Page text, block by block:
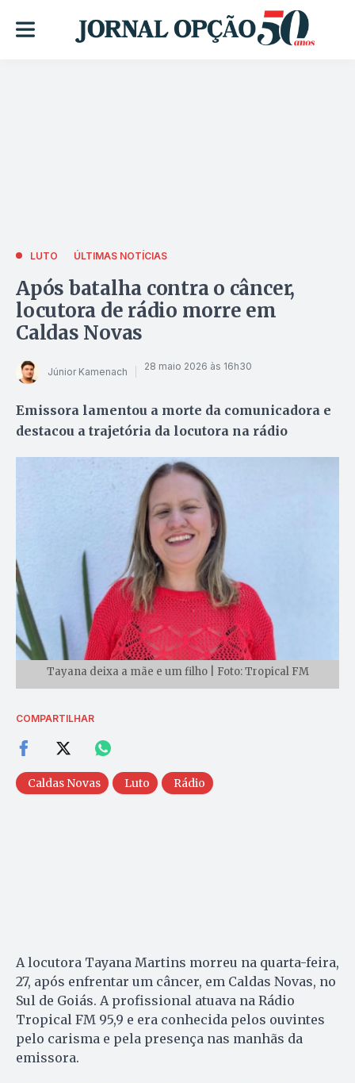
LUTO ÚLTIMAS NOTÍCIAS
Após batalha contra o câncer,
locutora de rádio morre em
Caldas Novas
Júnior Kamenach 28 maio 2026 às 16h30
Emissora lamentou a morte da comunicadora e
destacou a trajetória da locutora na rádio
Tayana deixa a mãe e um filho | Foto: Tropical FM
COMPARTILHAR
Caldas Novas Luto Rádio
A locutora Tayana Martins morreu na quarta-feira,
27, após enfrentar um câncer, em Caldas Novas, no
Sul de Goiás. A profissional atuava na Rádio
Tropical FM 95,9 e era conhecida pelos ouvintes
pelo carisma e pela presença nas manhãs da
emissora.